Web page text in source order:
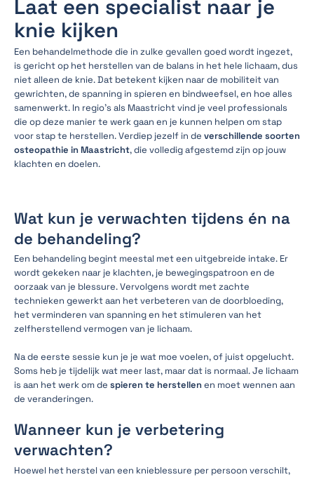
Laat een specialist naar je
knie kijken
Een behandelmethode die in zulke gevallen goed wordt ingezet,
is gericht op het herstellen van de balans in het hele lichaam, dus
niet alleen de knie. Dat betekent kijken naar de mobiliteit van
gewrichten, de spanning in spieren en bindweefsel, en hoe alles
samenwerkt. In regio’s als Maastricht vind je veel professionals
die op deze manier te werk gaan en je kunnen helpen om stap
voor stap te herstellen. Verdiep jezelf in de verschillende soorten
osteopathie in Maastricht, die volledig afgestemd zijn op jouw
klachten en doelen.
Wat kun je verwachten tijdens én na
de behandeling?
Een behandeling begint meestal met een uitgebreide intake. Er
wordt gekeken naar je klachten, je bewegingspatroon en de
oorzaak van je blessure. Vervolgens wordt met zachte
technieken gewerkt aan het verbeteren van de doorbloeding,
het verminderen van spanning en het stimuleren van het
zelfherstellend vermogen van je lichaam.
Na de eerste sessie kun je je wat moe voelen, of juist opgelucht.
Soms heb je tijdelijk wat meer last, maar dat is normaal. Je lichaam
is aan het werk om de spieren te herstellenen moet wennen aan
de veranderingen.
Wanneer kun je verbetering
verwachten?
Hoewel het herstel van een knieblessure per persoon verschilt,